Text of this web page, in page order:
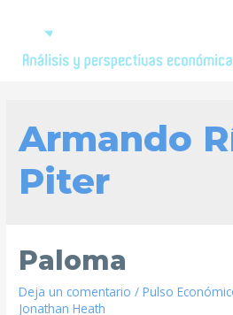
Armando
Piter
Paloma
Deja un comentario /Pulso
Jonathan Heath